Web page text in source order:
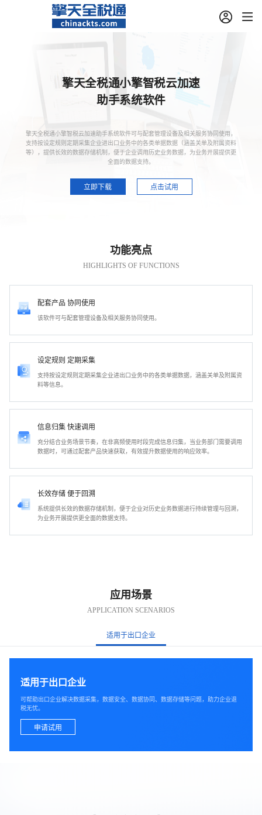
擎天全税通小擎智税云加速
助手系统软件
擎天全税通小擎智税云加速助手系统软件可与配套管理设备及相关服务协同使用，
支持按设定规则定期采集企业进出口业务中的各类单据数据（涵盖关单及附属资料
等），提供长效的数据存储机制，便于企业调用历史业务数据，为业务开展提供更
全面的数据支持。
立即下载 点击试用
功能亮点
HIGHLIGHTS OF FUNCTIONS
配套产品 协同使用
该软件可与配套管理设备及相关服务协同使用。
设定规则 定期采集
支持按设定规则定期采集企业进出口业务中的各类单据数据，涵盖关单及附属资
料等信息。
信息归集 快速调用
充分结合业务场景节奏，在非高频使用时段完成信息归集，当业务部门需要调用
数据时，可通过配套产品快速获取，有效提升数据使用的响应效率。
长效存储 便于回溯
系统提供长效的数据存储机制，便于企业对历史业务数据进行持续管理与回溯，
为业务开展提供更全面的数据支持。
应用场景
APPLICATION SCENARIOS
适用于出口企业
适用于出口企业
可帮助出口企业解决数据采集，数据安全、数据协同、数据存储等问题，助力企业退
税无忧。
申请试用